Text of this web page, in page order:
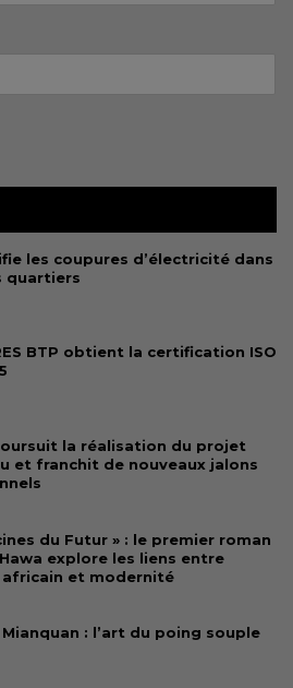
les coupures d’électricité dans
quartiers
BTP obtient la certification ISO
la réalisation du projet
et franchit de nouveaux jalons
du Futur » : le premier roman
explore les liens entre
et modernité
Mianquan : l’art du poing souple